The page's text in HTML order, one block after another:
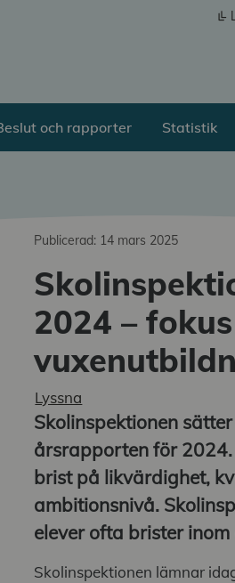
och rapporter Statistik
Publicerad: 14 mars 2025
2024 –
Lyssna
Skolinspektionen
årsrapporten för
brist på likvärdighet,
ambitionsnivå.
elever ofta brister
Skolinspektionen lämnar